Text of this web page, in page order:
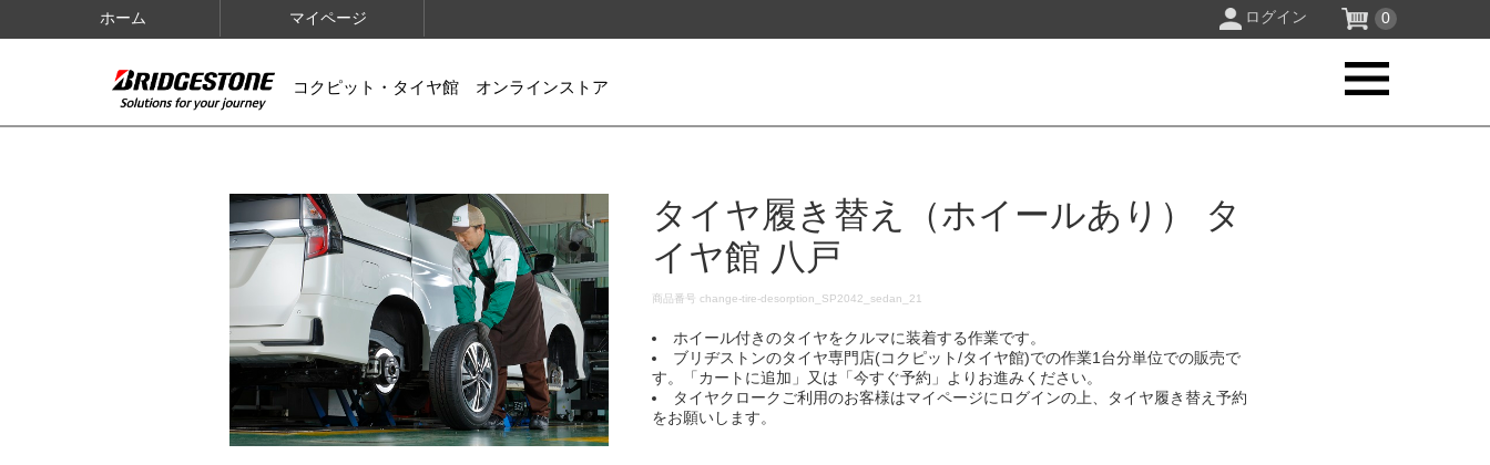
ホーム マイページ ログイン 0
コクピット・タイヤ館 オンラインストア
IMAGES
タイヤ履き替え（ホイールあり） タ
イヤ館 八戸
DETAILS
商品番号change-tire-desorption_SP2042_sedan_21
ホイール付きのタイヤをクルマに装着する作業です。
ブリヂストンのタイヤ専門店(コクピット/タイヤ館)での作業1台分単位での販売で
す。「カートに追加」又は「今すぐ予約」よりお進みください。
タイヤクロークご利用のお客様はマイページにログインの上、タイヤ履き替え予約
をお願いします。